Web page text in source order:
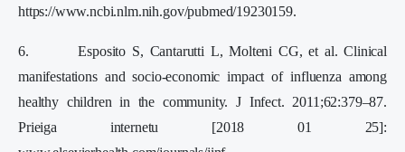
https://www.ncbi.nlm.nih.gov/pubmed/19230159.
6. Esposito S, Cantarutti L, Molteni CG, et al. Clinical
manifestations and socio-economic impact of influenza among
healthy children in the community. J Infect. 2011;62:379–87.
Prieiga internetu [2018 01 25]: